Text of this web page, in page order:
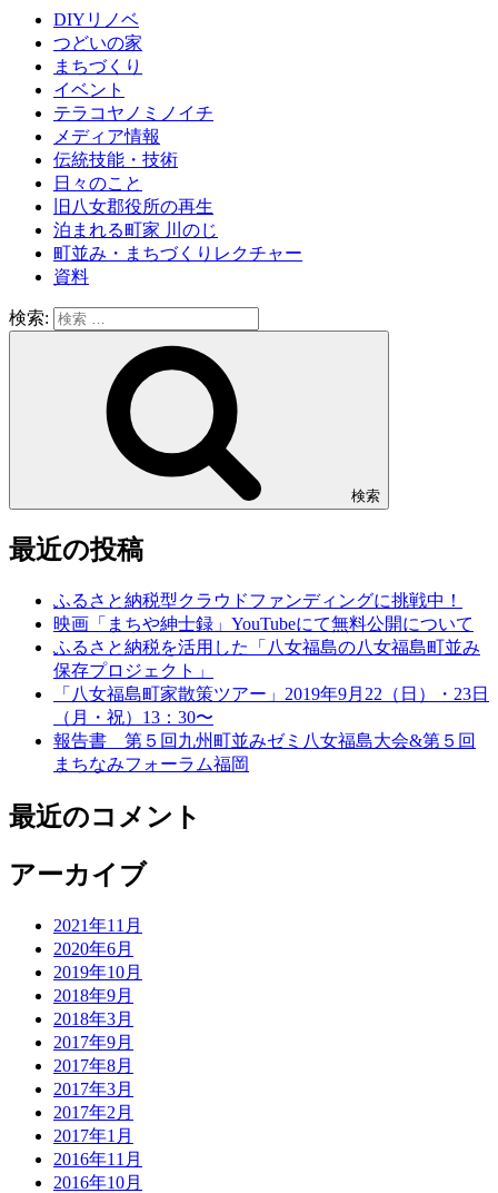
DIYリノベ
つどいの家
まちづくり
イベント
テラコヤノミノイチ
メディア情報
伝統技能・技術
日々のこと
旧八女郡役所の再生
泊まれる町家 川のじ
町並み・まちづくりレクチャー
資料
検索:
検索
最近の投稿
ふるさと納税型クラウドファンディングに挑戦中！
映画「まちや紳士録」YouTubeにて無料公開について
ふるさと納税を活用した「八女福島の八女福島町並み
保存プロジェクト」
「八女福島町家散策ツアー」2019年9月22（日）・23日
（月・祝）13：30〜
報告書 第５回九州町並みゼミ八女福島大会&第５回
まちなみフォーラム福岡
最近のコメント
アーカイブ
2021年11月
2020年6月
2019年10月
2018年9月
2018年3月
2017年9月
2017年8月
2017年3月
2017年2月
2017年1月
2016年11月
2016年10月